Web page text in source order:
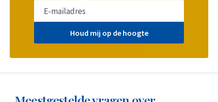
Houd mij op de hoogte